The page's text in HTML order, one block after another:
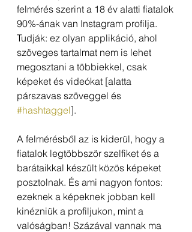
felmérés szerint a 18 év alatti fiatalok
90%-ának van Instagram profilja.
Tudják: ez olyan applikáció, ahol
szöveges tartalmat nem is lehet
megosztani a többiekkel, csak
képeket és videókat [alatta
párszavas szöveggel és
#hashtaggel].
A felmérésből az is kiderül, hogy a
fiatalok legtöbbször szelfiket és a
barátaikkal készült közös képeket
posztolnak. És ami nagyon fontos:
ezeknek a képeknek jobban kell
kinézniük a profiljukon, mint a
valóságban! Százával vannak ma